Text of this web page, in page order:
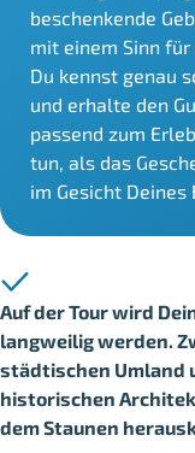
beschenkende
mit einem Sinn
Du kennst genau
und erhalte den
passend zum
tun, als das
im Gesicht
Auf der Tour wird
langweilig werden.
städtischen Umland
historischen
dem Staunen